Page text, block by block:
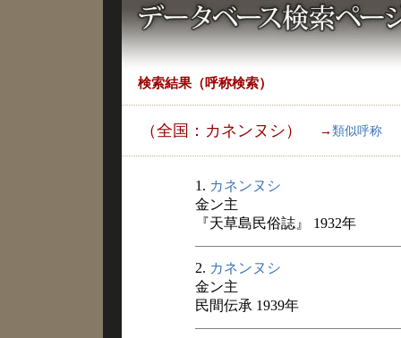
検索結果（呼称検索）
（全国：カネンヌシ） → 類似呼称
1. カネンヌシ
金ン主
『天草島民俗誌』 1932年
2. カネンヌシ
金ン主
民間伝承 1939年